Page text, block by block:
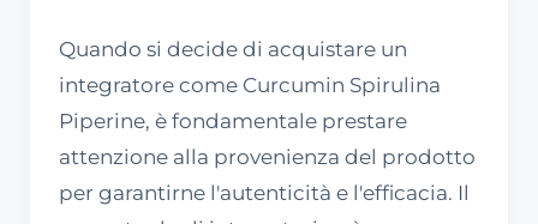
Quando si decide di acquistare un
integratore come Curcumin Spirulina
Piperine, è fondamentale prestare
attenzione alla provenienza del prodotto
per garantirne l'autenticità e l'efficacia. Il